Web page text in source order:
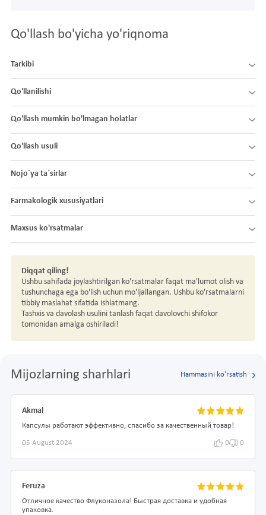
Qo'llash bo'yicha yo'riqnoma
Tarkibi
Qo'llanilishi
Qo'llash mumkin bo'lmagan holatlar
Qo'llash usuli
Nojo´ya ta´sirlar
Farmakologik xususiyatlari
Maxsus ko'rsatmalar
Diqqat qiling!
Ushbu sahifada joylashtirilgan ko'rsatmalar faqat ma'lumot olish va
tushunchaga ega bo'lish uchun mo'ljallangan. Ushbu ko'rsatmalarni
tibbiy maslahat sifatida ishlatmang.
Tashxis va davolash usulini tanlash faqat davolovchi shifokor
tomonidan amalga oshiriladi!
Mijozlarning sharhlari Hammasini ko'rsatish
Akmal
Капсулы работают эффективно, спасибо за качественный товар!
05 August 2024 0 0
Feruza
Отличное качество Флуконазола! Быстрая доставка и удобная
упаковка.